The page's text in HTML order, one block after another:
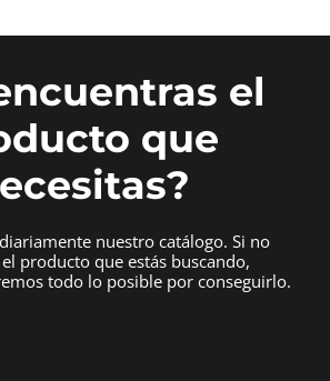
el
que
nuestro catálogo. Si no
producto que estás buscando,
todo lo posible por conseguirlo.